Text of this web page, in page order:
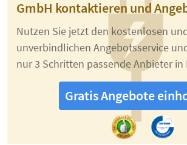
GmbH kontaktieren und
Nutzen Sie jetzt den kostenlosen
unverbindlichen Angebotsservice
nur 3 Schritten passende Anbieter in
Gratis Angebote